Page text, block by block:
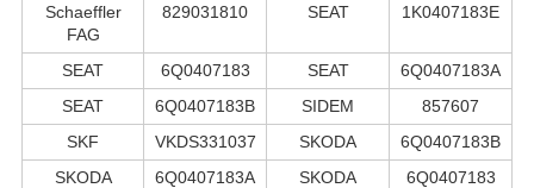
Schaeffler
FAG
829031810 SEAT 1K0407183E
SEAT 6Q0407183 SEAT
6Q0407183A
SEAT
6Q0407183B SIDEM
857607
SKF
VKDS331037 SKODA
6Q0407183B
SKODA
6Q0407183A SKODA
6Q0407183